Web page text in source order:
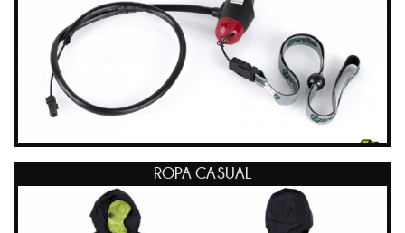
ROPA CASUAL